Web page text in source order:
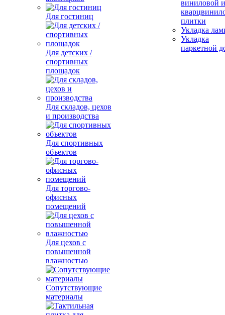
Для гостиниц
Для детских /
спортивных
площадок
Для складов, цехов
и производства
Для спортивных
объектов
Для торгово-
офисных
помещений
Для цехов с
повышенной
влажностью
Сопутствующие
материалы
виниловой и
плитки
Укладка
Укладка
паркетной